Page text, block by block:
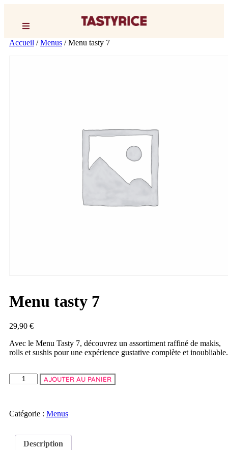
Accueil /Menus / Menu tasty 7
Menu tasty 7
29,90 €
Avec le Menu Tasty 7, découvrez un assortiment raffiné de makis,
rolls et sushis pour une expérience gustative complète et inoubliable.
AJOUTER AU PANIER
Catégorie : Menus
Description